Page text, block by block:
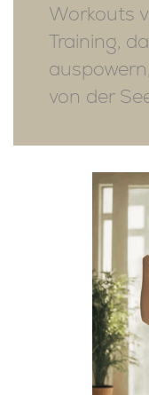
Workouts
Training,
von der